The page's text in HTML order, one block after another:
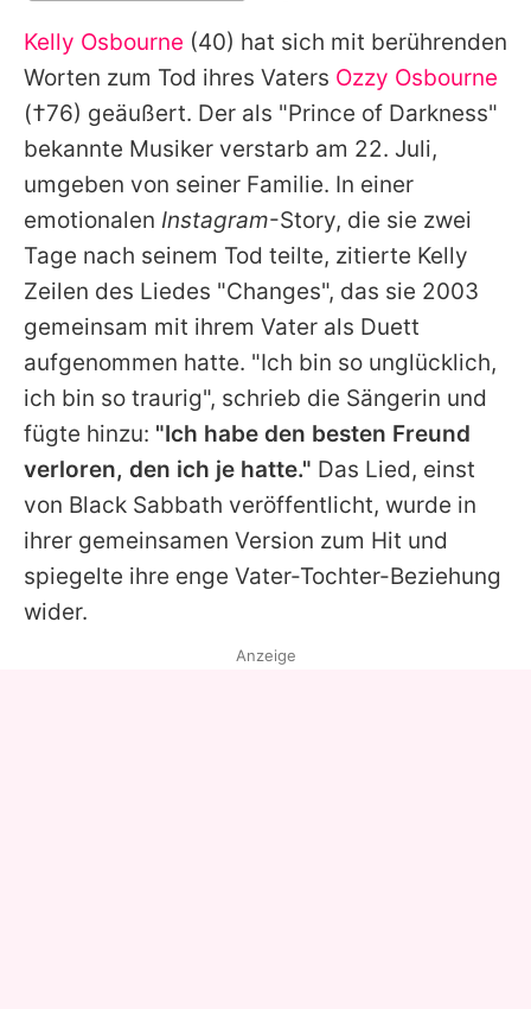
Alle Themen auf Promiflash
Jobs
App runterladen
Team
Redaktionelle Richtlinien
Impressum
Datenschutzerklärung
Nutzungsbedingungen
Utiq verwalten
Kelly Osbourne (40) hat sich mit berührenden
Worten zum Tod ihres Vaters Ozzy Osbourne
(†76) geäußert. Der als "Prince of Darkness"
bekannte Musiker verstarb am 22. Juli,
umgeben von seiner Familie. In einer
emotionalen Instagram-Story, die sie zwei
Tage nach seinem Tod teilte, zitierte Kelly
Zeilen des Liedes "Changes", das sie 2003
gemeinsam mit ihrem Vater als Duett
aufgenommen hatte. "Ich bin so unglücklich,
ich bin so traurig", schrieb die Sängerin und
fügte hinzu: "Ich habe den besten Freund
verloren, den ich je hatte." Das Lied, einst
von Black Sabbath veröffentlicht, wurde in
ihrer gemeinsamen Version zum Hit und
spiegelte ihre enge Vater-Tochter-Beziehung
wider.
Anzeige